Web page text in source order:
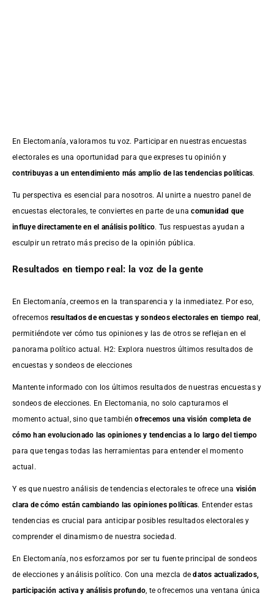
En Electomanía, valoramos tu voz. Participar en nuestras encuestas
electorales es una oportunidad para que expreses tu opinión y
contribuyas a un entendimiento más amplio de las tendencias políticas.
Tu perspectiva es esencial para nosotros. Al unirte a nuestro panel de
encuestas electorales, te conviertes en parte de unacomunidad que
influye directamente en el análisis político. Tus respuestas ayudan a
esculpir un retrato más preciso de la opinión pública.
Resultados en tiempo real: la voz de la gente
En Electomanía, creemos en la transparencia y la inmediatez. Por eso,
ofrecemos resultados deencuestas y sondeos electorales en tiempo real
permitiéndote ver cómo tus opiniones y las de otros se reflejan en el
panorama político actual. H2: Explora nuestros últimos resultados de
encuestas y sondeos de elecciones
Mantente informado con los últimos resultados de nuestras encuestasy
sondeos de elecciones. En Electomania, no solo capturamos el
momento actual, sino que tambiénofrecemos una visión completa de
cómo han evolucionado las opiniones y tendencias a lo largo del tiempo
para que tengas todas las herramientas para entender el momento
actual.
Y es que nuestro análisis de tendencias electorales te ofrece una visión
clara de cómo están cambiando las opiniones políticas. Entender estas
tendencias es crucial para anticipar posibles resultados electorales y
comprender el dinamismo de nuestra sociedad.
En Electomanía, nos esforzamos por ser tu fuente principal de sondeos
de elecciones y análisis político. Con una mezcla dedatos actualizados,
participación activa y análisis profundo , te ofrecemos una ventana única